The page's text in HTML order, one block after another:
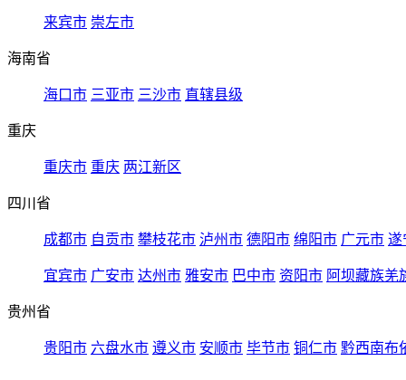
来宾市 崇左市
海南省
海口市 三亚市 三沙市 直辖县级
重庆
重庆市 重庆 两江新区
四川省
成都市 自贡市 攀枝花市 泸州市 德阳市 绵阳市 广元市 遂
宜宾市 广安市 达州市 雅安市 巴中市 资阳市 阿坝藏族羌
贵州省
贵阳市 六盘水市 遵义市 安顺市 毕节市 铜仁市 黔西南布